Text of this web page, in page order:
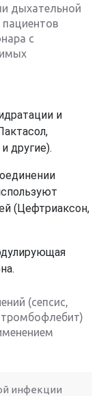
дыхательной
с
и
другие).
(Цефтриаксон,
(сепсис,
тромбофлебит)
инфекции